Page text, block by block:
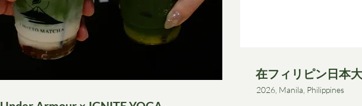
在フィリピン日本
2026, Manila, Philippines